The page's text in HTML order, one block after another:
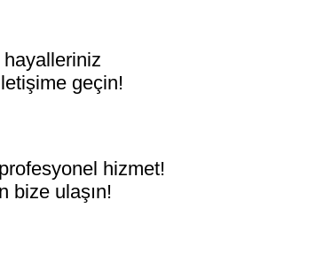
geçin!
hizmet!
bize ulaşın!